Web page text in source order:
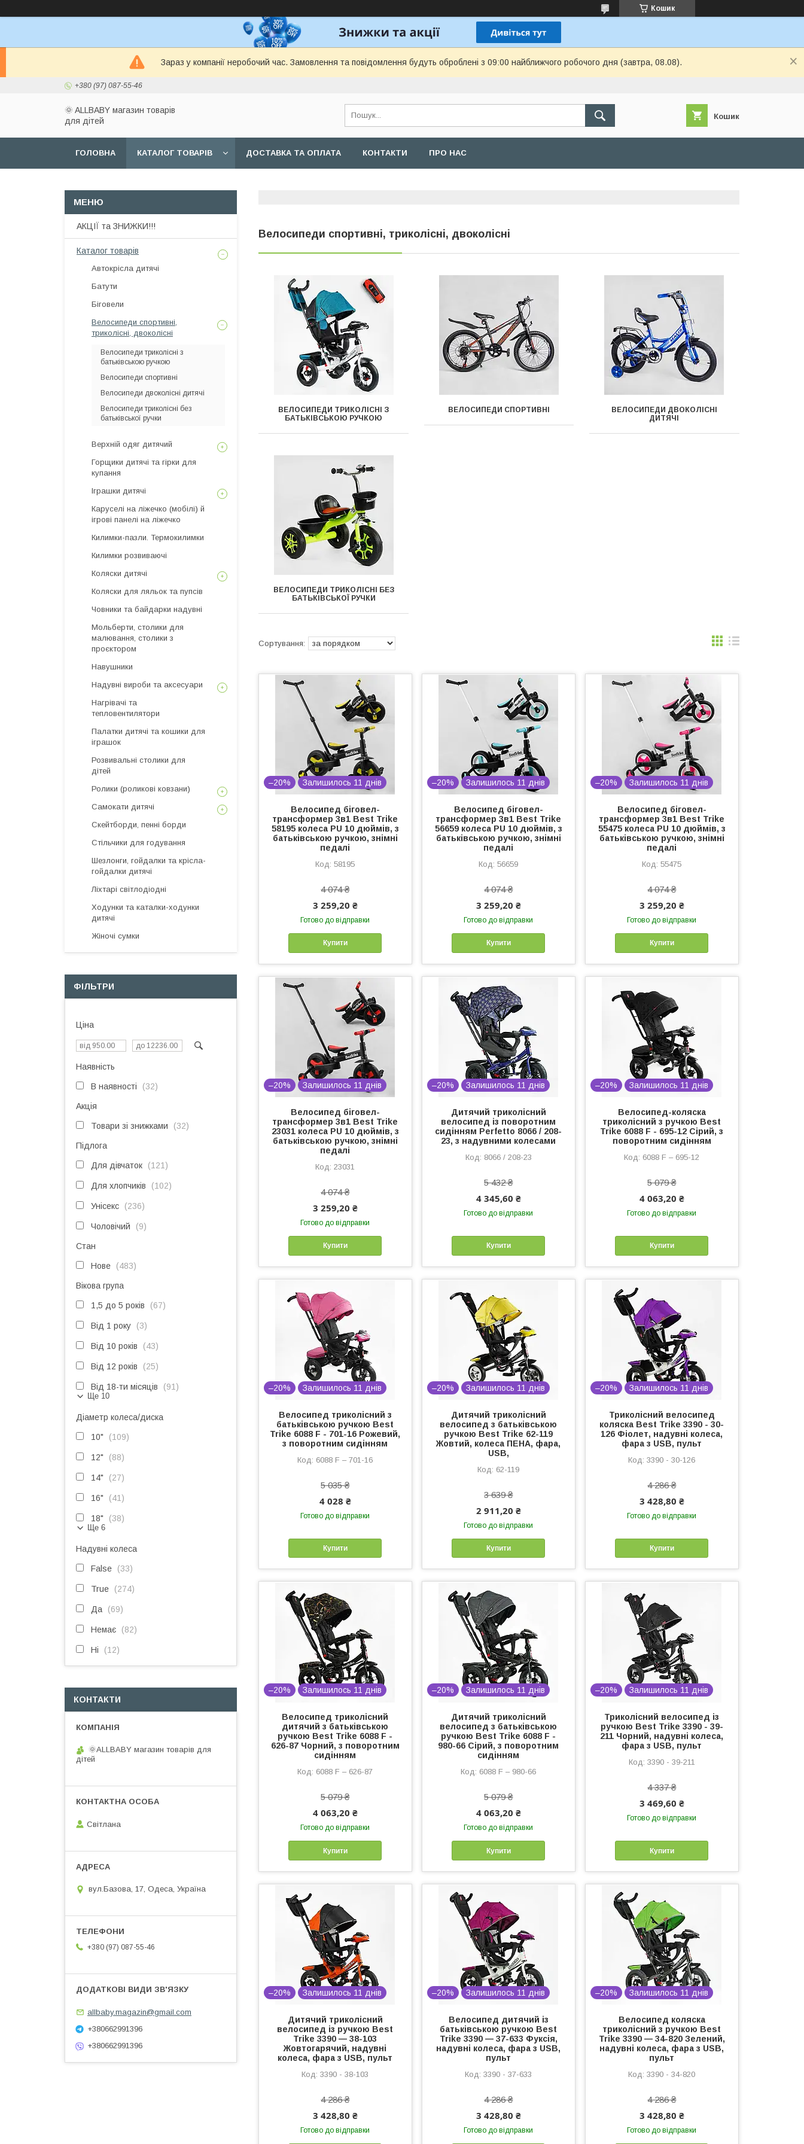
Кошик
Зараз у компанії неробочий час. Замовлення та повідомлення будуть оброблені з 09:00 найближчого робочого дня (завтра, 08.08).
+380 (97) 087-55-46
🌞 ALLBABY магазин товарів
для дітей
Кошик
ГОЛОВНА КАТАЛОГ ТОВАРІВ ДОСТАВКА ТА ОПЛАТА КОНТАКТИ ПРО НАС
Велосипеди спортивні, триколісні, двоколісні
ВЕЛОСИПЕДИ ТРИКОЛІСНІ З
БАТЬКІВСЬКОЮ РУЧКОЮ
ВЕЛОСИПЕДИ СПОРТИВНІ
ВЕЛОСИПЕДИ ДВОКОЛІСНІ
ДИТЯЧІ
ВЕЛОСИПЕДИ ТРИКОЛІСНІ БЕЗ
БАТЬКІВСЬКОЇ РУЧКИ
–20% Залишилось 11 днів
Велосипед біговел-
трансформер 3в1 Best Trike
58195 колеса PU 10 дюймів, з
батьківською ручкою, знімні
педалі
58195
4 074 ₴
3 259,20 ₴
Готово до відправки
Купити
–20% Залишилось 11 днів
Велосипед біговел-
трансформер 3в1 Best Trike
56659 колеса PU 10 дюймів, з
батьківською ручкою, знімні
педалі
56659
4 074 ₴
3 259,20 ₴
Готово до відправки
Купити
–20% Залишилось 11 днів
Велосипед біговел-
трансформер 3в1 Best Trike
55475 колеса PU 10 дюймів, з
батьківською ручкою, знімні
педалі
55475
4 074 ₴
3 259,20 ₴
Готово до відправки
Купити
–20% Залишилось 11 днів
Велосипед біговел-
трансформер 3в1 Best Trike
23031 колеса PU 10 дюймів, з
батьківською ручкою, знімні
педалі
23031
4 074 ₴
3 259,20 ₴
Готово до відправки
Купити
–20% Залишилось 11 днів
Дитячий триколісний
велосипед із поворотним
сидінням Perfetto 8066 / 208-
23, з надувними колесами
8066 / 208-23
5 432 ₴
4 345,60 ₴
Готово до відправки
Купити
–20% Залишилось 11 днів
Велосипед-коляска
триколісний з ручкою Best
Trike 6088 F - 695-12 Сірий, з
поворотним сидінням
6088 F – 695-12
5 079 ₴
4 063,20 ₴
Готово до відправки
Купити
–20% Залишилось 11 днів
Велосипед триколісний з
батьківською ручкою Best
Trike 6088 F - 701-16 Рожевий,
з поворотним сидінням
6088 F – 701-16
5 035 ₴
4 028 ₴
Готово до відправки
Купити
–20% Залишилось 11 днів
Дитячий триколісний
велосипед з батьківською
ручкою Best Trike 62-119
Жовтий, колеса ПЕНА, фара,
USB,
62-119
3 639 ₴
2 911,20 ₴
Готово до відправки
Купити
–20% Залишилось 11 днів
Триколісний велосипед
коляска Best Trike 3390 - 30-
126 Фіолет, надувні колеса,
фара з USB, пульт
3390 - 30-126
4 286 ₴
3 428,80 ₴
Готово до відправки
Купити
–20% Залишилось 11 днів
Велосипед триколісний
дитячий з батьківською
ручкою Best Trike 6088 F -
626-87 Чорний, з поворотним
сидінням
6088 F – 626-87
5 079 ₴
4 063,20 ₴
Готово до відправки
Купити
–20% Залишилось 11 днів
Дитячий триколісний
велосипед з батьківською
ручкою Best Trike 6088 F -
980-66 Сірий, з поворотним
сидінням
6088 F – 980-66
5 079 ₴
4 063,20 ₴
Готово до відправки
Купити
–20% Залишилось 11 днів
Триколісний велосипед із
ручкою Best Trike 3390 - 39-
211 Чорний, надувні колеса,
фара з USB, пульт
3390 - 39-211
4 337 ₴
3 469,60 ₴
Готово до відправки
Купити
–20% Залишилось 11 днів
Дитячий триколісний
велосипед із ручкою Best
Trike 3390 — 38-103
Жовтогарячий, надувні
колеса, фара з USB, пульт
3390 - 38-103
4 286 ₴
3 428,80 ₴
Готово до відправки
–20% Залишилось 11 днів
Велосипед дитячий із
батьківською ручкою Best
Trike 3390 — 37-633 Фуксія,
надувні колеса, фара з USB,
пульт
3390 - 37-633
4 286 ₴
3 428,80 ₴
Готово до відправки
–20% Залишилось 11 днів
Велосипед коляска
триколісний з ручкою Best
Trike 3390 — 34-820 Зелений,
надувні колеса, фара з USB,
пульт
3390 - 34-820
4 286 ₴
3 428,80 ₴
Готово до відправки
АКЦІЇ та ЗНИЖКИ!!!
Каталог товарів
Автокрісла дитячі
Батути
Біговели
Велосипеди спортивні,
триколісні, двоколісні
Велосипеди триколісні з
батьківською ручкою
Велосипеди спортивні
Велосипеди двоколісні дитячі
Велосипеди триколісні без
батьківської ручки
Верхній одяг дитячий
Горщики дитячі та гірки для
купання
Іграшки дитячі
Каруселі на ліжечко (мобілі) й
ігрові панелі на ліжечко
Килимки-пазли. Термокилимки
Килимки розвиваючі
Коляски дитячі
Коляски для ляльок та пупсів
Човники та байдарки надувні
Мольберти, столики для
малювання, столики з
проєктором
Навушники
Надувні вироби та аксесуари
Нагрівачі та
тепловентилятори
Палатки дитячі та кошики для
іграшок
Розвивальні столики для
дітей
Ролики (роликові ковзани)
Самокати дитячі
Скейтборди, пенні борди
Стільчики для годування
Шезлонги, гойдалки та крісла-
гойдалки дитячі
Ліхтарі світлодіодні
Ходунки та каталки-ходунки
дитячі
Жіночі сумки
ФІЛЬТРИ
Ціна
Наявність
В наявності 32
Акція
Товари зі знижками 32
Підлога
Для дівчаток 121
Для хлопчиків 102
Унісекс 236
Чоловічий 9
Стан
Нове 483
Вікова група
1,5 до 5 років 67
Від 1 року 3
Від 10 років 43
Від 12 років 25
Від 18-ти місяців 91
Ще 10
Діаметр колеса/диска
10" 109
12" 88
14" 27
16" 41
18" 38
Ще 6
Надувні колеса
False 33
True 274
Да 69
Немає 82
Ні 12
КОНТАКТИ
🌞ALLBABY магазин товарів для
дітей
Світлана
вул.Базова, 17, Одеса, Україна
+380 (97) 087-55-46
allbaby.magazin@gmail.com
+380662991396
+380662991396